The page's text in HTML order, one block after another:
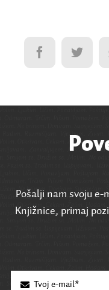
Pošalji nam svoju e-
Knjižnice, primaj